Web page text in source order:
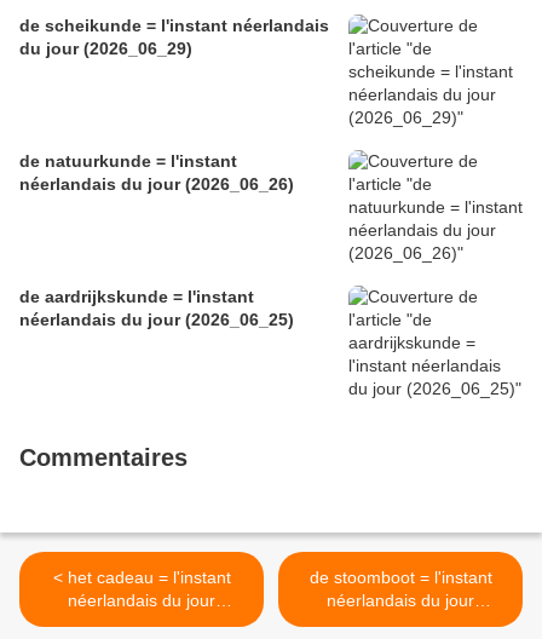
de scheikunde = l'instant néerlandais
du jour (2026_06_29)
de natuurkunde = l'instant
néerlandais du jour (2026_06_26)
de aardrijkskunde = l'instant
néerlandais du jour (2026_06_25)
Commentaires
< het cadeau = l'instant
néerlandais du jour
(2025_12_02)
de stoomboot = l'instant
néerlandais du jour
(2025_12_04) >